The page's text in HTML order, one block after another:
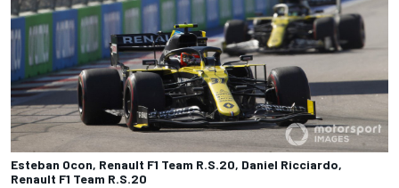
Esteban Ocon, Renault F1 Team R.S.20, Daniel Ricciardo,
Renault F1 Team R.S.20